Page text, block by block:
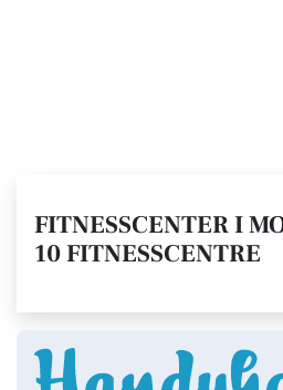
FITNESSCENTER I
10 FITNESSCENTRE